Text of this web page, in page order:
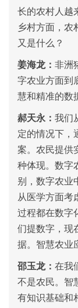
长的农村人越
乡村方面，农
又是什么？
姜海龙： 非洲
字农业方面到
慧和精准的数
郝天永： 我们
定的情况下，
案。农民提供
种体现。数字
别，数字农业
从医学方面考
过程都在数字
们提数字，现
据。智慧农业
邵玉龙： 在我
不是农民。智
有知识基础和